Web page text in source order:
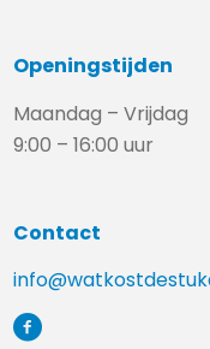
Openingstijden
Maandag – Vrijdag
9:00 – 16:00 uur
Contact